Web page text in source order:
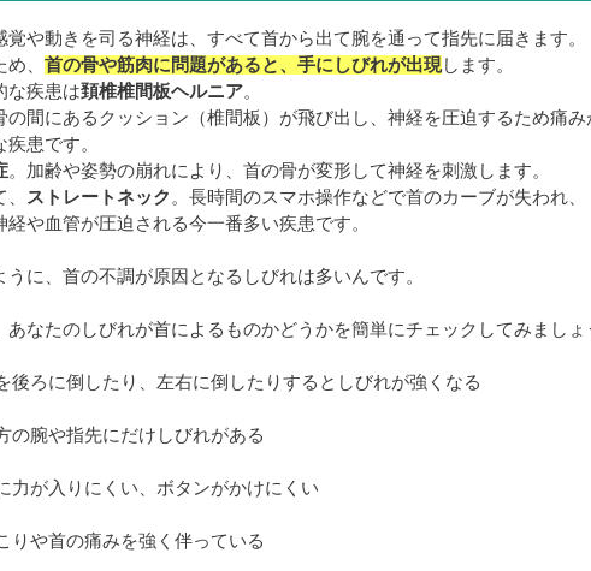
覚や動きを司る神経は、すべて首から出て腕を通って指先に届きます。
、 首の骨や筋肉に問題があると、手にしびれが出現します。
な疾患は頚椎椎間板ヘルニア。
の間にあるクッション（椎間板）が飛び出し、神経を圧迫するため痛み
疾患です。
。加齢や姿勢の崩れにより、首の骨が変形して神経を刺激します。
ストレートネック 。長時間のスマホ操作などで首のカーブが失われ、
経や血管が圧迫される今一番多い疾患です。
うに、首の不調が原因となるしびれは多いんです。
あなたのしびれが首によるものかどうかを簡単にチェックしてみましょ
後ろに倒したり、左右に倒したりするとしびれが強くなる
の腕や指先にだけしびれがある
力が入りにくい、ボタンがかけにくい
りや首の痛みを強く伴っている